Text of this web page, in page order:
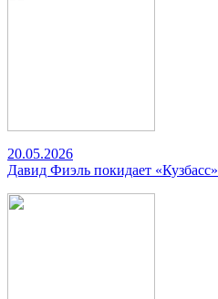
20.05.2026
Давид Фиэль покидает «Кузбасс»